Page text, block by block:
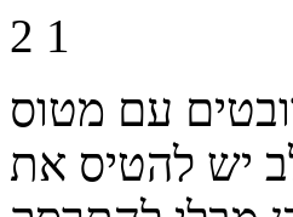
2 1
עם מטוס
יש להטיס את